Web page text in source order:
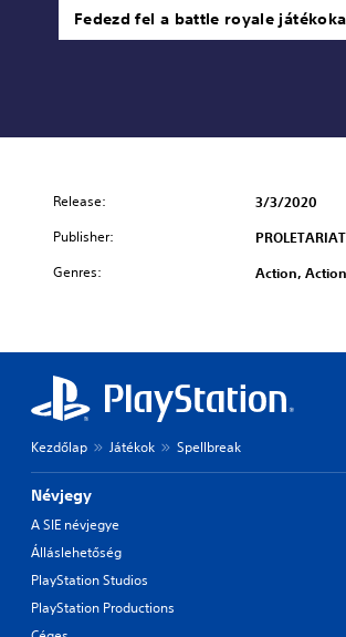
Fedezd fel a battle royale
Release: 3/3/2020
Publisher:
Genres: Action, Action
Kezdőlap Játékok Spellbreak
Névjegy
A SIE névjegye
Álláslehetőség
PlayStation Studios
PlayStation Productions